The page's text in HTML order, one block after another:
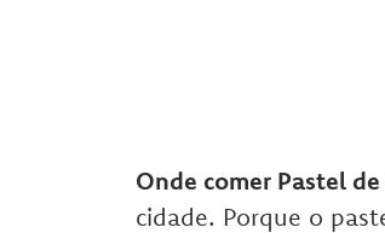
Onde comer Pastel
cidade. Porque o